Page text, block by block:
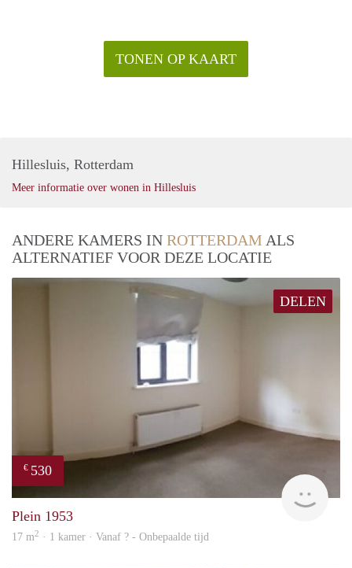
TONEN OP KAART
Hillesluis, Rotterdam
Meer informatie over wonen in Hillesluis
ANDERE KAMERS IN ROTTERDAM ALS
ALTERNATIEF VOOR DEZE LOCATIE
DELEN
€ 530
Plein 1953
17 m2 · 1 kamer · Vanaf ? - Onbepaalde tijd